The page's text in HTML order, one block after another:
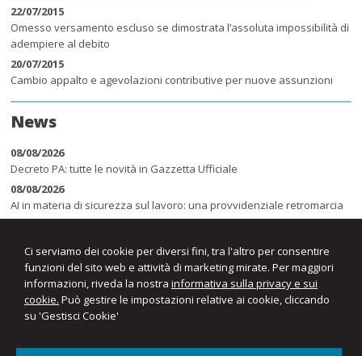
Ci serviamo dei cookie per diversi fini, tra l'altro per consentire
funzioni del sito web e attività di marketing mirate. Per maggiori
informazioni, riveda la nostra informativa sulla privacy e sui
cookie. Può gestire le impostazioni relative ai cookie, cliccando
su 'Gestisci Cookie'
22/07/2015
Omesso versamento escluso se dimostrata l’assoluta impossibilità di
adempiere al debito
20/07/2015
Cambio appalto e agevolazioni contributive per nuove assunzioni
News
08/08/2026
Decreto PA: tutte le novità in Gazzetta Ufficiale
08/08/2026
AI in materia di sicurezza sul lavoro: una provvidenziale retromarcia
computo dei giorni